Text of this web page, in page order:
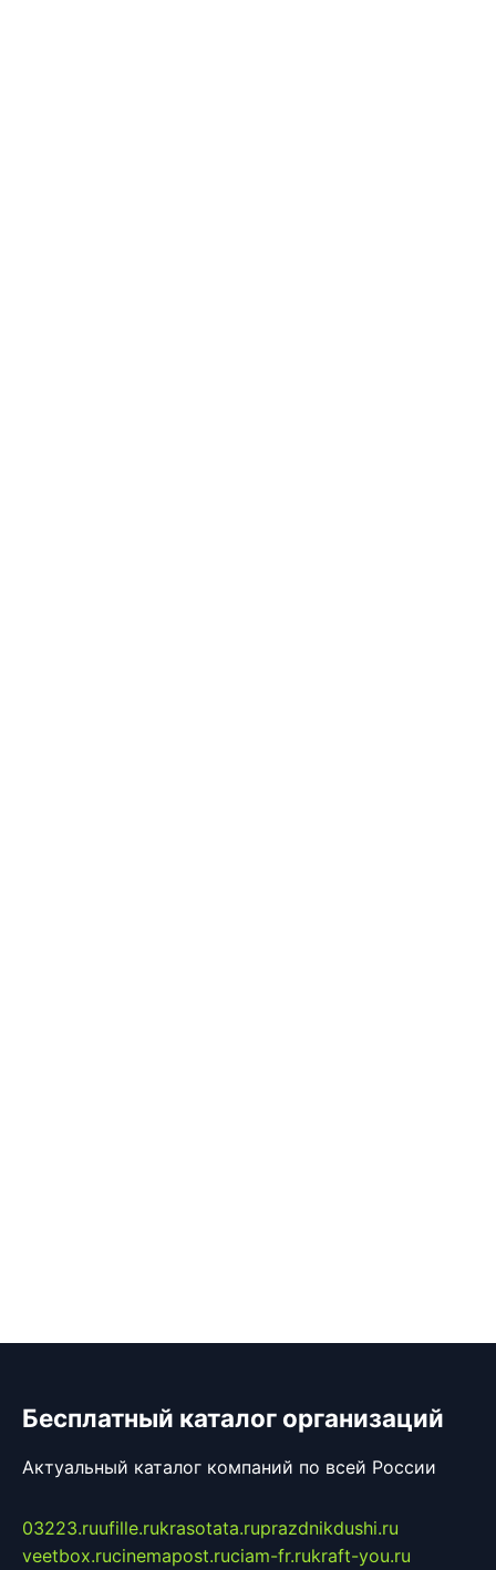
Бесплатный каталог организаций
Актуальный каталог компаний по всей России
03223.ruufille.rukrasotata.ruprazdnikdushi.ru
veetbox.rucinemapost.ruciam-fr.rukraft-you.ru